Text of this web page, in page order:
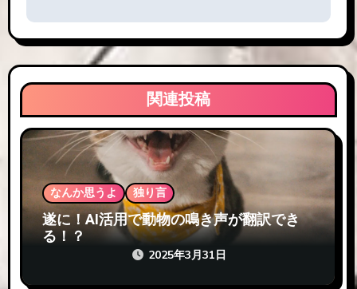
ゲ
ー
シ
ョ
ン
関連投稿
なんか思うよ 独り言
遂に！AI活用で動物の鳴き声が翻訳でき
る！？
2025年3月31日